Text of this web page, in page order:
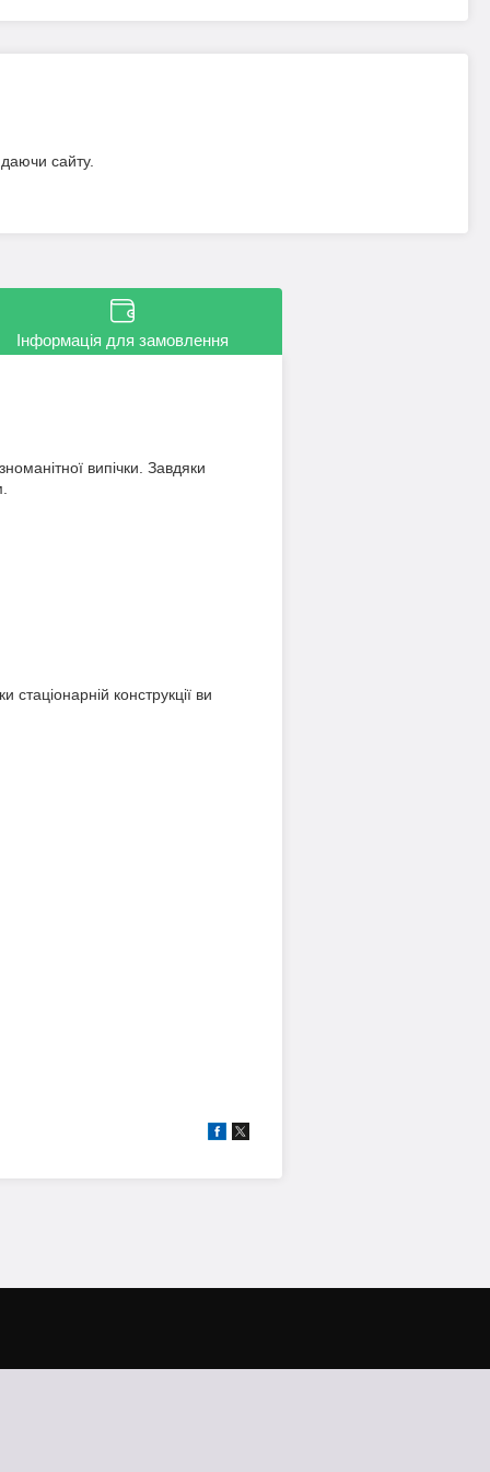
сайту.
Інформація для замовлення
випічки. Завдяки
стаціонарній конструкції ви